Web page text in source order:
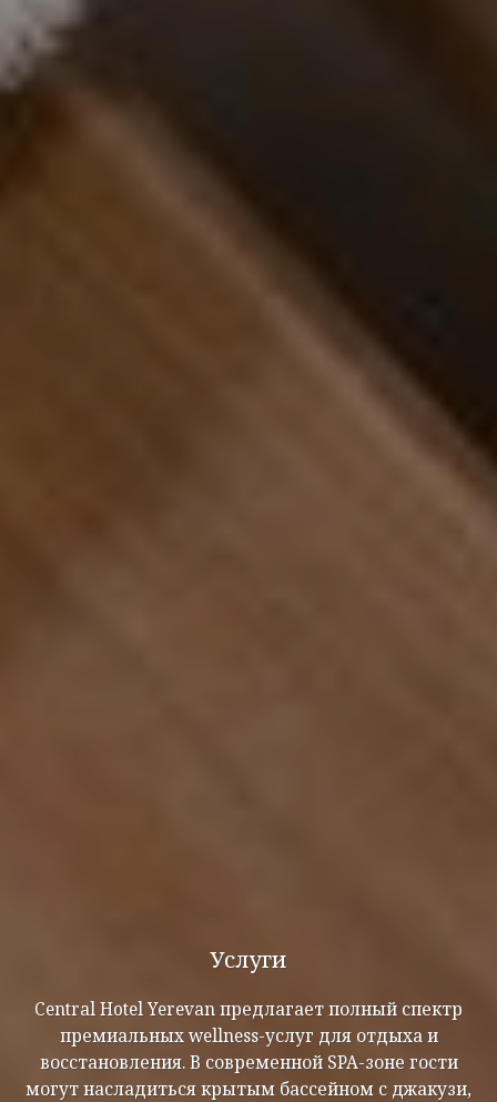
Услуги
Central Hotel Yerevan предлагает полный спектр
премиальных wellness-услуг для отдыха и
восстановления. В современной SPA-зоне гости
могут насладиться крытым бассейном с джакузи,